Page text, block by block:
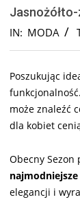
IN: MODA
Poszukując
może znaleźć
dla kobiet
Obecny
elegancji i